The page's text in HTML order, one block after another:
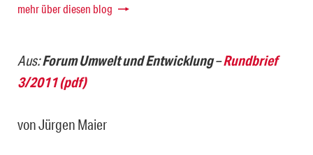
mehr über diesen blog
Aus:Forum Umwelt und Entwicklung–Rundbrief
3/2011 (pdf)
von Jürgen Maier